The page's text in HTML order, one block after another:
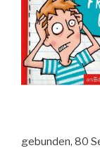
gebunden, 80